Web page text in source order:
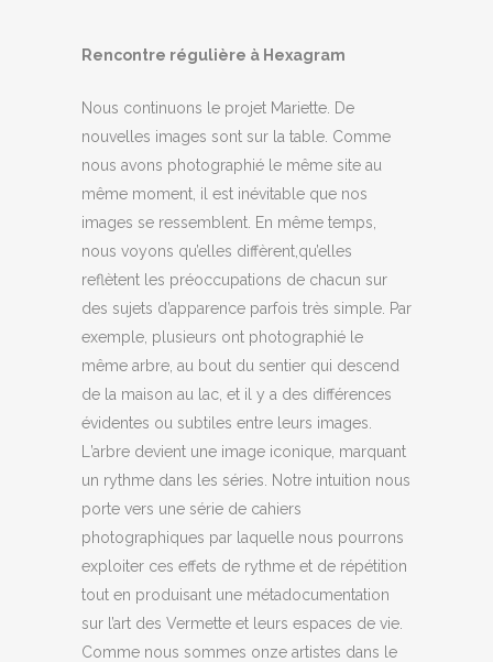
Rencontre régulière à Hexagram
Nous continuons le projet Mariette. De
nouvelles images sont sur la table. Comme
nous avons photographié le même site au
même moment, il est inévitable que nos
images se ressemblent. En même temps,
nous voyons qu’elles diffèrent, qu’elles
reflètent les préoccupations de chacun sur
des sujets d’apparence parfois très simple. Par
exemple, plusieurs ont photographié le
même arbre, au bout du sentier qui descend
de la maison au lac, et il y a des différences
évidentes ou subtiles entre leurs images.
’arbre devient une image iconique, marquant
un rythme dans les séries. Notre intuition nous
porte vers une série de cahiers
photographiques par laquelle nous pourrons
exploiter ces effets de rythme et de répétition
tout en produisant une métadocumentation
sur l’art des Vermette et leurs espaces de vie.
Comme nous sommes onze artistes dans le